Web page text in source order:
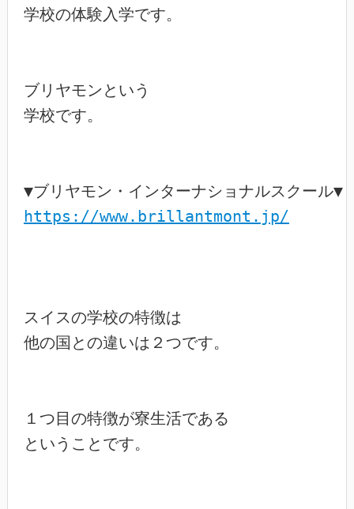
学校の体験入学です。
ブリヤモンという
学校です。
▼ブリヤモン・インターナショナルスクール▼
https://www.brillantmont.jp/
スイスの学校の特徴は
他の国との違いは２つです。
１つ目の特徴が寮生活である
ということです。